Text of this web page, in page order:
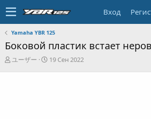
Вход
Yamaha YBR 125
Боковой пластик встает
А
ユーザー
Д
19 Сен 2022